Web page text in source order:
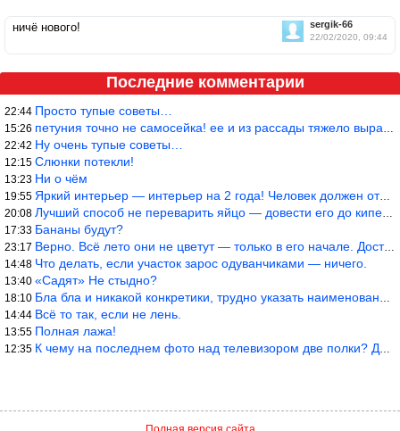
sergik-66
22/02/2020, 09:44
ничё нового!
Последние комментарии
22:44 Просто тупые советы…
15:26 петуния точно не самосейка! ее и из рассады тяжело вырастить!
22:42 Ну очень тупые советы…
12:15 Слюнки потекли!
13:23 Ни о чём
19:55 Яркий интерьер — интерьер на 2 года! Человек должен отдыхать в с
20:08 Лучший способ не переварить яйцо — довести его до кипения и выкл
17:33 Бананы будут?
23:17 Верно. Всё лето они не цветут — только в его начале. Достаточно
14:48 Что делать, если участок зарос одуванчиками — ничего.
13:40 «Садят» Не стыдно?
18:10 Бла бла и никакой конкретики, трудно указать наименование рекоме
14:44 Всё то так, если не лень.
13:55 Полная лажа!
12:35 К чему на последнем фото над телевизором две полки? Делают интер